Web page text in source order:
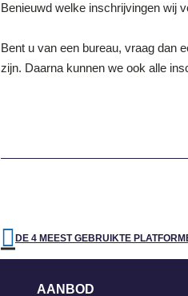
Benieuwd welke inschrijvingen wij
Bent u van een bureau, vraag dan
zijn. Daarna kunnen we ook alle
AANBOD